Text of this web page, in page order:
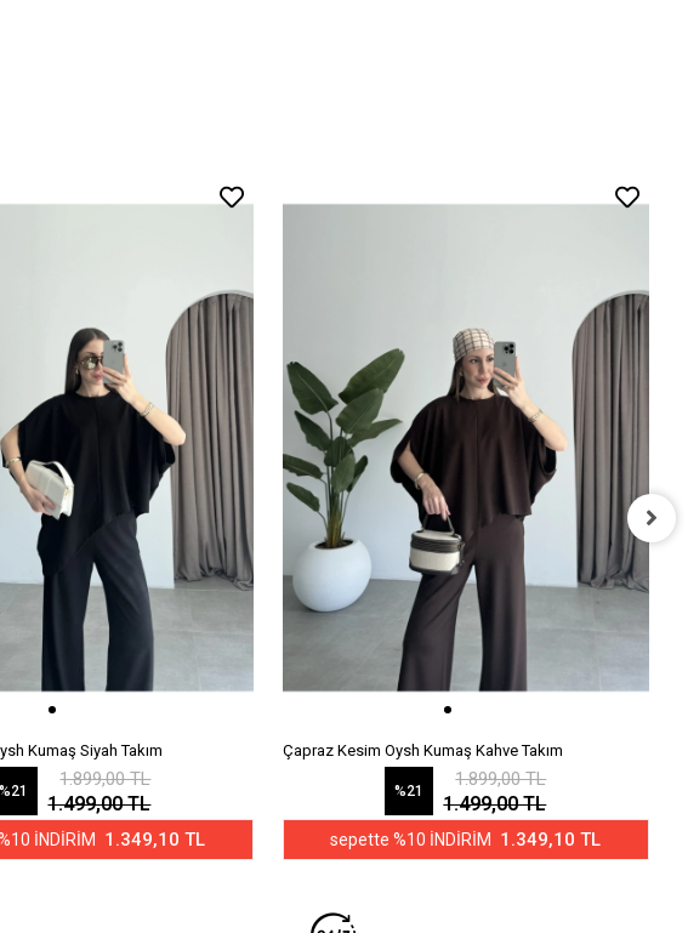
Kumaş Siyah Takım
%21
1.899,00 TL
1.499,00 TL
İNDİRİM 1.349,10 TL
Çapraz Kesim Oysh Kumaş Kahve Takım
%21
1.899,00 TL
1.499,00 TL
sepette %10 İNDİRİM 1.349,10 TL